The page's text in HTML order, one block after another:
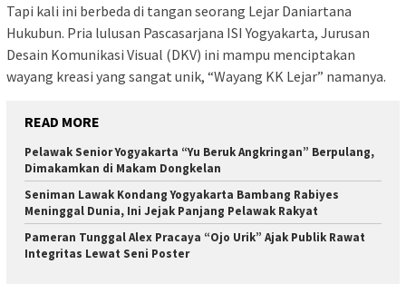
Tapi kali ini berbeda di tangan seorang Lejar Daniartana
Hukubun. Pria lulusan Pascasarjana ISI Yogyakarta, Jurusan
Desain Komunikasi Visual (DKV) ini mampu menciptakan
wayang kreasi yang sangat unik, “Wayang KK Lejar” namanya.
READ MORE
Pelawak Senior Yogyakarta “Yu Beruk Angkringan” Berpulang,
Dimakamkan di Makam Dongkelan
Seniman Lawak Kondang Yogyakarta Bambang Rabiyes
Meninggal Dunia, Ini Jejak Panjang Pelawak Rakyat
Pameran Tunggal Alex Pracaya “Ojo Urik” Ajak Publik Rawat
Integritas Lewat Seni Poster